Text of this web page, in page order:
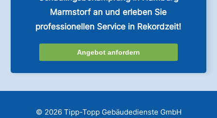
Marmstorf an und erleben Sie
professionellen Service in Rekordzeit!
Angebot anfordern
© 2026 Tipp-Topp Gebäudedienste GmbH